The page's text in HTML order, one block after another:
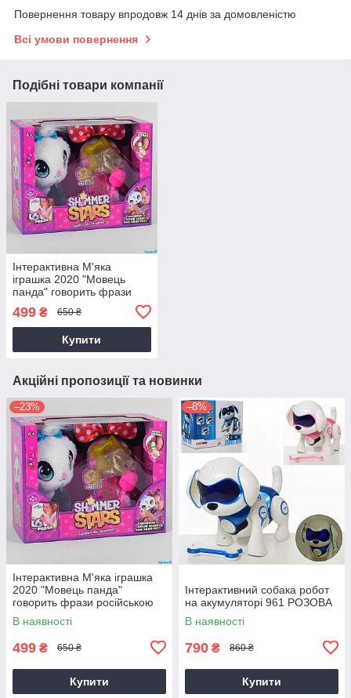
Повернення товару впродовж 14 днів за домовленістю
Всі умови повернення
Подібні товари компанії
Інтерактивна М'яка
іграшка 2020 "Мовець
панда" говорить фрази
коробці
499 ₴ 650 ₴
Купити
Акційні пропозиції та новинки
–23%
Інтерактивна М'яка іграшка
2020 "Мовець панда"
говорить фрази російською
мовою, в коробці
В наявності
499 ₴ 650 ₴
Купити
–8%
Інтерактивний собака робот
на акумуляторі 961 РОЗОВА
В наявності
790 ₴ 860 ₴
Купити